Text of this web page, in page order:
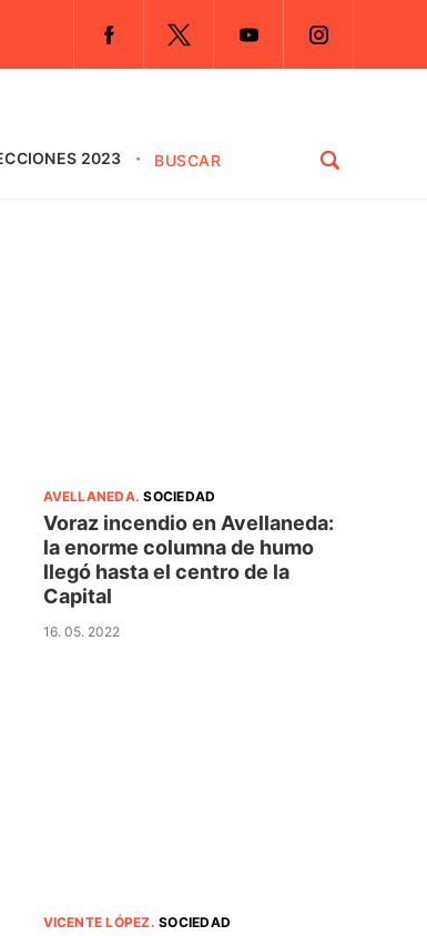
2023
AVELLANEDA.SOCIEDAD
Voraz incendio en Avellaneda:
la enorme columna de humo
llegó hasta el centro de la
Capital
16. 05. 2022
VICENTE LÓPEZ.SOCIEDAD